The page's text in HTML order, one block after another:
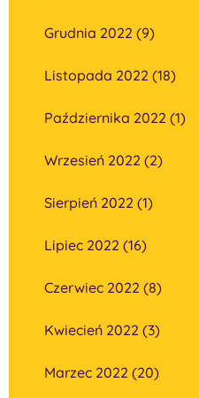
Grudnia 2022 (9)
Listopada 2022 (18)
Października 2022 (1)
Wrzesień 2022 (2)
Sierpień 2022 (1)
Lipiec 2022 (16)
Czerwiec 2022 (8)
Kwiecień 2022 (3)
Marzec 2022 (20)